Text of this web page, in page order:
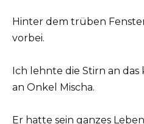
Hinter dem trüben
vorbei.
Ich lehnte die Stirn an
an Onkel Mischa.
Er hatte sein ganzes